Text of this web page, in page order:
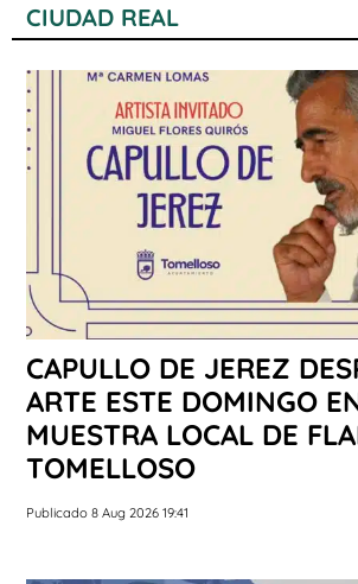
CIUDAD REAL
CAPULLO DE JEREZ
ARTE ESTE DOMINGO
MUESTRA LOCAL DE
TOMELLOSO
Publicado 8 Aug 2026 19:41